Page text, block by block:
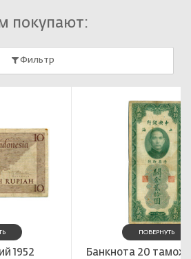
покупают:
Фильтр
1952
ПОВЕРНУТЬ
Банкнота 20